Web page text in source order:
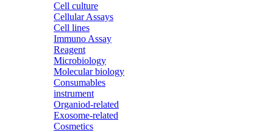
Cell culture
Cellular Assays
Cell lines
Immuno Assay
Reagent
Microbiology
Molecular biology
Consumables
instrument
Organiod-related
Exosome-related
Cosmetics